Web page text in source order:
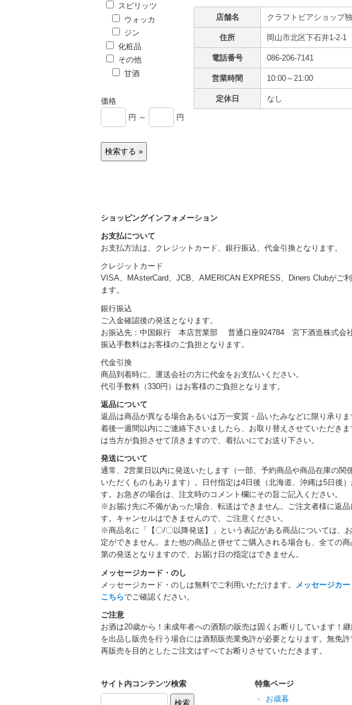
店舗名 クラフトビアショップ
住所 岡山市北区下石井1-2-
電話番号 086-206-7141
営業時間 10:00～21:00
定休日 なし
スピリッツ
ウォッカ
ジン
化粧品
その他
甘酒
価格
円 ～
円
ショッピングインフォメーション
お支払について
お支払方法は、クレジットカード、銀行振込、代金引換となります。
クレジットカード
VISA、MAsterCard、JCB、AMERICAN EXPRESS、Diners Clubがご
ます。
銀行振込
ご入金確認後の発送となります。
お振込先：中国銀行 本店営業部 普通口座924784 宮下酒造株式会
振込手数料はお客様のご負担となります。
代金引換
商品到着時に、運送会社の方に代金をお支払いください。
代引手数料（330円）はお客様のご負担となります。
返品について
返品は商品が異なる場合あるいは万一変質・品いたみなどに限り承りま
着後一週間以内にご連絡下さいましたら、お取り替えさせていただき
は当方が負担させて頂きますので、着払いにてお送り下さい。
発送について
通常、2営業日以内に発送いたします（一部、予約商品や商品在庫の関
いただくものもあります）。日付指定は4日後（北海道、沖縄は5日後
す。お急ぎの場合は、注文時のコメント欄にその旨ご記入ください。
※お届け先に不備があった場合、転送はできません。ご注文者様に返品
す。キャンセルはできませんので、ご注意ください。
※商品名に「【〇/〇以降発送】」という表記がある商品については、
定ができません。また他の商品と併せてご購入される場合も、全ての商
第の発送となりますので、お届け日の指定はできません。
メッセージカード・のし
メッセージカード・のしは無料でご利用いただけます。
メッセージカ
こちらでご確認ください。
ご注意
お酒は20歳から！未成年者への酒類の販売は固くお断りしています！
を出品し販売を行う場合には酒類販売業免許が必要となります。無免許
再販売を目的としたご注文はすべてお断りさせていただきます。
サイト内コンテンツ検索
特集ページ
お歳暮